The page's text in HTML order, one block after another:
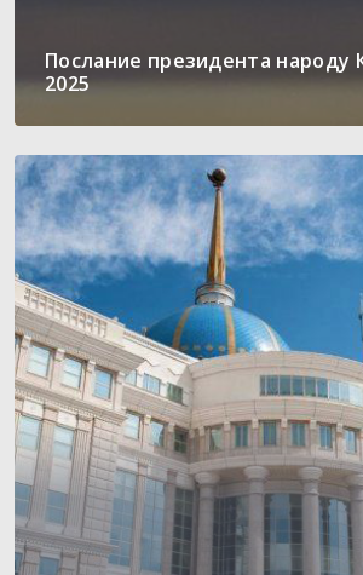
Послание президента народу
2025